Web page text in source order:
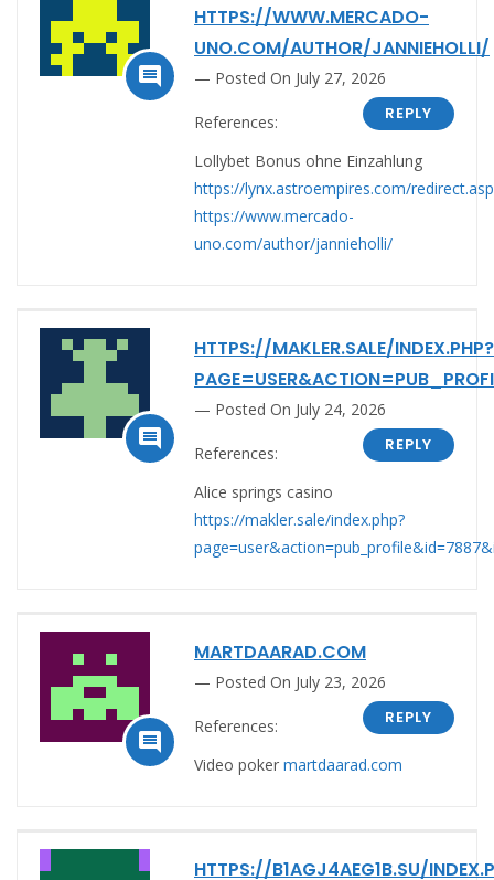

HTTPS://WWW.MERCADO-
UNO.COM/AUTHOR/JANNIEHOLLI/
Posted On July 27, 2026
REPLY
References:
Lollybet Bonus ohne Einzahlung
https://lynx.astroempires.com/
https://www.mercado-
uno.com/author/jannieholli/

HTTPS://MAKLER.SALE/INDEX.PHP?
Posted On July 24, 2026
REPLY
References:
Alice springs casino
https://makler.sale/index.php?

MARTDAARAD.COM
Posted On July 23, 2026
REPLY
References:
Video poker martdaarad.com
HTTPS://B1AGJ4AEG1B.SU/